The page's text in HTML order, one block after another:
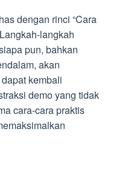
dengan rinci “Cara
langkah
pun, bahkan
akan
kembali
demo yang tidak
cara-cara praktis